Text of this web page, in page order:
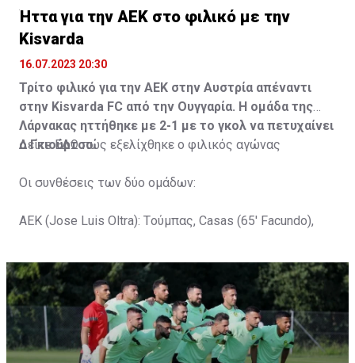
Ήττα για την ΑΕΚ στο φιλικό με την
Kisvarda
16.07.2023 20:30
Τρίτο φιλικό για την ΑΕΚ στην Αυστρία απέναντι
στην Kisvarda FC από την Ουγγαρία. Η ομάδα της
Λάρνακας ηττήθηκε με 2-1 με το γκολ να πετυχαίνει
ο Γκιούρτσο.
ΔείτεΕΔΩπώς εξελίχθηκε ο φιλικός αγώνας
Οι συνθέσεις των δύο ομάδων:
ΑΕΚ (Jose Luis Oltra): Tούμπας, Casas (65' Facundo),
Gyurcso), Κaptoum (46' Καψής (65' Mάμας), Roberge (65'
Tomovic), Aνδρέου (65' Angel) , Κωνσταντή (65' Sol),
Τζιωρτζής (65' Faraj), Κατελάρης (65' Milicevic).
Στον πάγκο: Piric, Στυλιανίδης, Tomovic, Καψής, Sol,
Faraj, Lopes, Angel, Milicevic, Pons, Εγγλέζου, Facundo,